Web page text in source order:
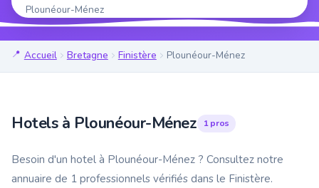
Plounéour-Ménez
Accueil Bretagne Finistère Plounéour-Ménez
Hotels à Plounéour-Ménez 1 pros
Besoin d'un hotel à Plounéour-Ménez ? Consultez notre
annuaire de 1 professionnels vérifiés dans le Finistère.